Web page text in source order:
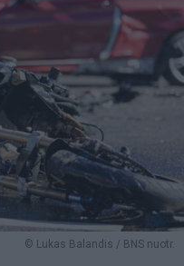
© Lukas Balandis / BNS nuotr.